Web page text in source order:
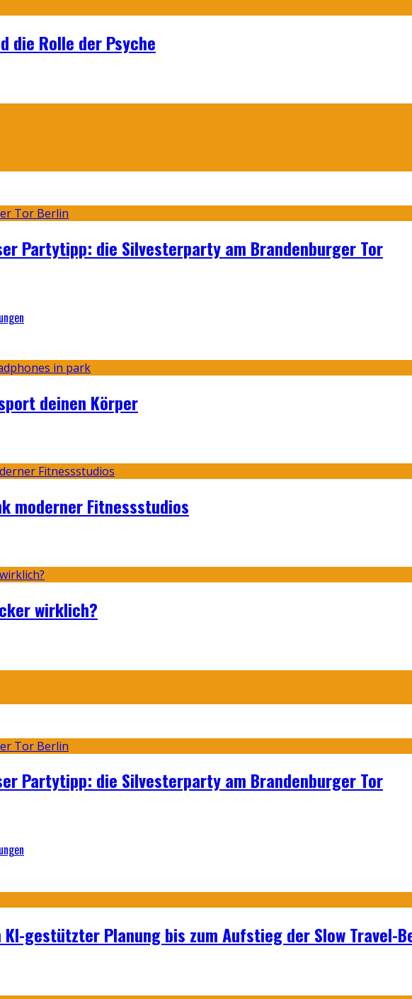
die Rolle der Psyche
Partytipp: die Silvesterparty am Brandenburger Tor
deinen Körper
moderner Fitnessstudios
wirklich?
Partytipp: die Silvesterparty am Brandenburger Tor
gestützter Planung bis zum Aufstieg der Slow Travel-